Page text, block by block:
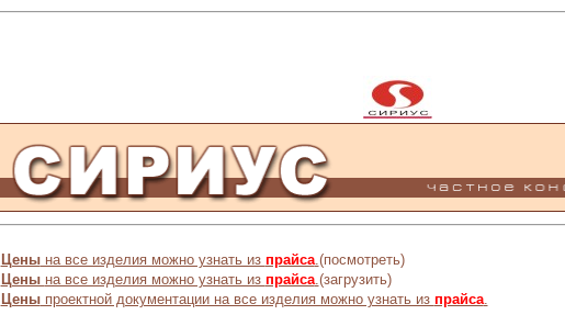
Ценына все изделия можно узнать из прайса. (посмотреть)
Цены на все изделия можно узнать из прайса. (загрузить)
Ценыпроектной документации на все изделия можно узнать из прайса.